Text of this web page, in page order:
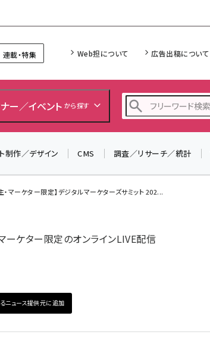
連載・特集 Web担について 広告出稿について
ー／イベント から探す
制作／デザイン CMS 調査／リサーチ／統計
マーケター限定】デジタルマーケターズサミット 202...
ーケター限定のオンラインLIVE配信
ニュース提供元に追加
ための考え方を学べ
ィング フォーラム